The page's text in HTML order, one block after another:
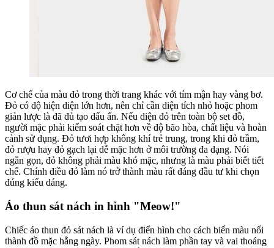
Cơ chế của màu đỏ trong thời trang khác với tím mận hay vàng bơ.
Đỏ có độ hiện diện lớn hơn, nên chỉ cần diện tích nhỏ hoặc phom
giản lược là đã đủ tạo dấu ấn. Nếu diện đỏ trên toàn bộ set đồ,
người mặc phải kiểm soát chặt hơn về độ bão hòa, chất liệu và hoàn
cảnh sử dụng. Đỏ tươi hợp không khí trẻ trung, trong khi đỏ trầm,
đỏ rượu hay đỏ gạch lại dễ mặc hơn ở môi trường đa dạng. Nói
ngắn gọn, đỏ không phải màu khó mặc, nhưng là màu phải biết tiết
chế. Chính điều đó làm nó trở thành màu rất đáng đầu tư khi chọn
đúng kiểu dáng.
Áo thun sát nách in hình "Meow!"
Chiếc áo thun đỏ sát nách là ví dụ điển hình cho cách biến màu nổi
thành đồ mặc hằng ngày. Phom sát nách làm phần tay và vai thoáng